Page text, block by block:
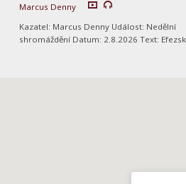
Marcus Denny
Kazatel: Marcus Denny Událost: Nedělní
shromáždění Datum: 2.8.2026 Text: